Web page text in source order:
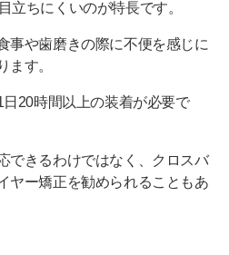
立ちにくいのが特長です。
事や歯磨きの際に不便を感じに
ます。
20時間以上の装着が必要で
できるわけではなく、クロスバ
ヤー矯正を勧められることもあ